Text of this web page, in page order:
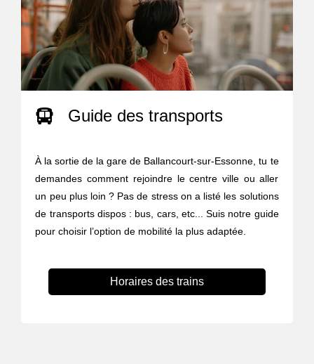
Guide des transports
À la sortie de la gare de Ballancourt-sur-Essonne, tu te
demandes comment rejoindre le centre ville ou aller
un peu plus loin ? Pas de stress on a listé les solutions
de transports dispos : bus, cars, etc... Suis notre guide
pour choisir l’option de mobilité la plus adaptée.
Horaires des trains